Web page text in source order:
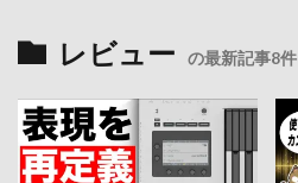
レビュー の最新記事8件